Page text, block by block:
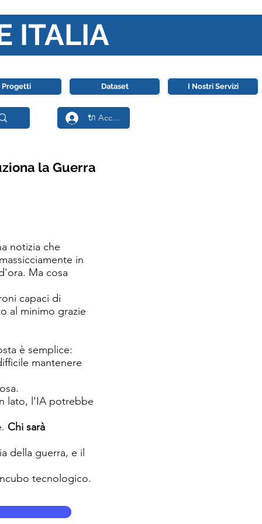
ITALIA
Progetti Dataset I Nostri Servizi
🔌 Accedi
la Guerra
notizia che
in
Ma cosa
capaci di
al minimo grazie
è semplice:
mantenere
lato, l'IA potrebbe
Chi sarà
della guerra, e il
tecnologico.